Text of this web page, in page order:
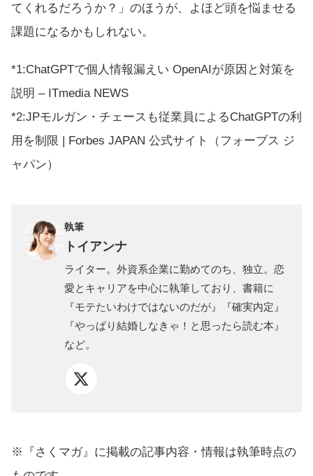
てくれるだろうか？」のほうが、よほど頭を悩ませる
課題になるかもしれない。
*1:ChatGPTで個人情報漏えい OpenAIが原因と対策を
説明 – ITmedia NEWS
*2:JPモルガン・チェースも従業員によるChatGPTの利
用を制限 | Forbes JAPAN 公式サイト（フォーブス ジ
ャパン）
執筆
トイアンナ
ライター。外資系企業に勤めてのち、独立。恋
愛とキャリアを中心に執筆しており、書籍に
『モテたいわけではないのだが』『確実内定』
『やっぱり結婚しなきゃ！と思ったら読む本』
など。
※『さくマガ』に掲載の記事内容・情報は執筆時点の